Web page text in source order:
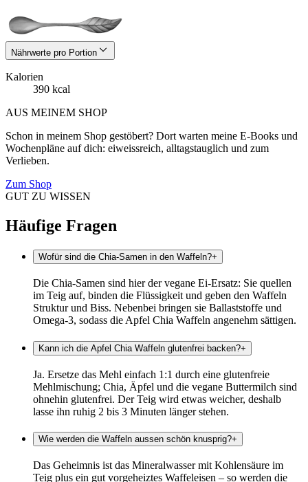
Nährwerte pro Portion
Kalorien
390 kcal
AUS MEINEM SHOP
Schon in meinem Shop gestöbert? Dort warten meine E-Books und
Wochenpläne auf dich: eiweissreich, alltagstauglich und zum
Verlieben.
Zum Shop
GUT ZU WISSEN
Häufige Fragen
Wofür sind die Chia-Samen in den Waffeln?+
Die Chia-Samen sind hier der vegane Ei-Ersatz: Sie quellen
im Teig auf, binden die Flüssigkeit und geben den Waffeln
Struktur und Biss. Nebenbei bringen sie Ballaststoffe und
Omega-3, sodass die Apfel Chia Waffeln angenehm sättigen.
Kann ich die Apfel Chia Waffeln glutenfrei backen?+
Ja. Ersetze das Mehl einfach 1:1 durch eine glutenfreie
Mehlmischung; Chia, Äpfel und die vegane Buttermilch sind
ohnehin glutenfrei. Der Teig wird etwas weicher, deshalb
lasse ihn ruhig 2 bis 3 Minuten länger stehen.
Wie werden die Waffeln aussen schön knusprig?+
Das Geheimnis ist das Mineralwasser mit Kohlensäure im
Teig plus ein gut vorgeheiztes Waffeleisen – so werden die